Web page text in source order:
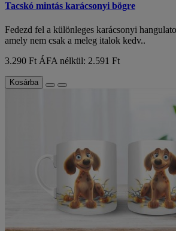
Tacskó mintás karácsonyi bögre
Fedezd fel a különleges karácsonyi
amely nem csak a meleg italok kedv..
3.290 Ft ÁFA nélkül: 2.591 Ft
Kosárba